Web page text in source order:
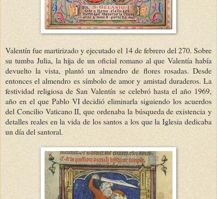
Valentín fue martirizado y ejecutado el 14 de febrero del 270. Sobre
su tumba Julia, la hija de un oficial romano al que Valentía había
devuelto la vista, plantó un almendro de flores rosadas. Desde
entonces el almendro es símbolo de amor y amistad duraderos. La
festividad religiosa de San Valentín se celebró hasta el año 1969,
año en el que Pablo VI decidió eliminarla siguiendo los acuerdos
del Concilio Vaticano II, que ordenaba la búsqueda de existencia y
detalles reales en la vida de los santos a los que la Iglesia dedicaba
un día del santoral.